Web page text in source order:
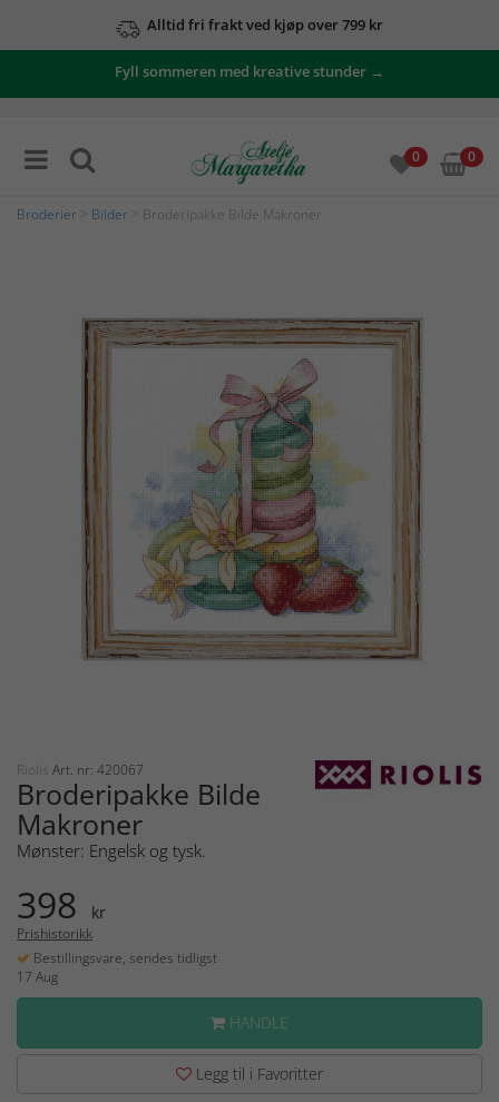
Alltid fri frakt ved kjøp over 799 kr
Fyll sommeren med kreative stunder →
0 0
Broderier Bilder > Broderipakke Bilde Makroner
Riolis Art. nr: 420067
Broderipakke Bilde
Makroner
Mønster: Engelsk og tysk.
398 kr
Prishistorikk
Bestillingsvare, sendes tidligst
17 Aug
HANDLE
Legg til i Favoritter